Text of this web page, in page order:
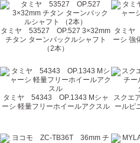
タミヤ 53527 OP.527 3×32mm
チタン ターンバックルシャフト
（2本）
タミヤ
ーシ 強
タミヤ 54343 OP.1343 Mシャ
ーシ 軽量フリーホイールアクスル
スクエ
ールピ